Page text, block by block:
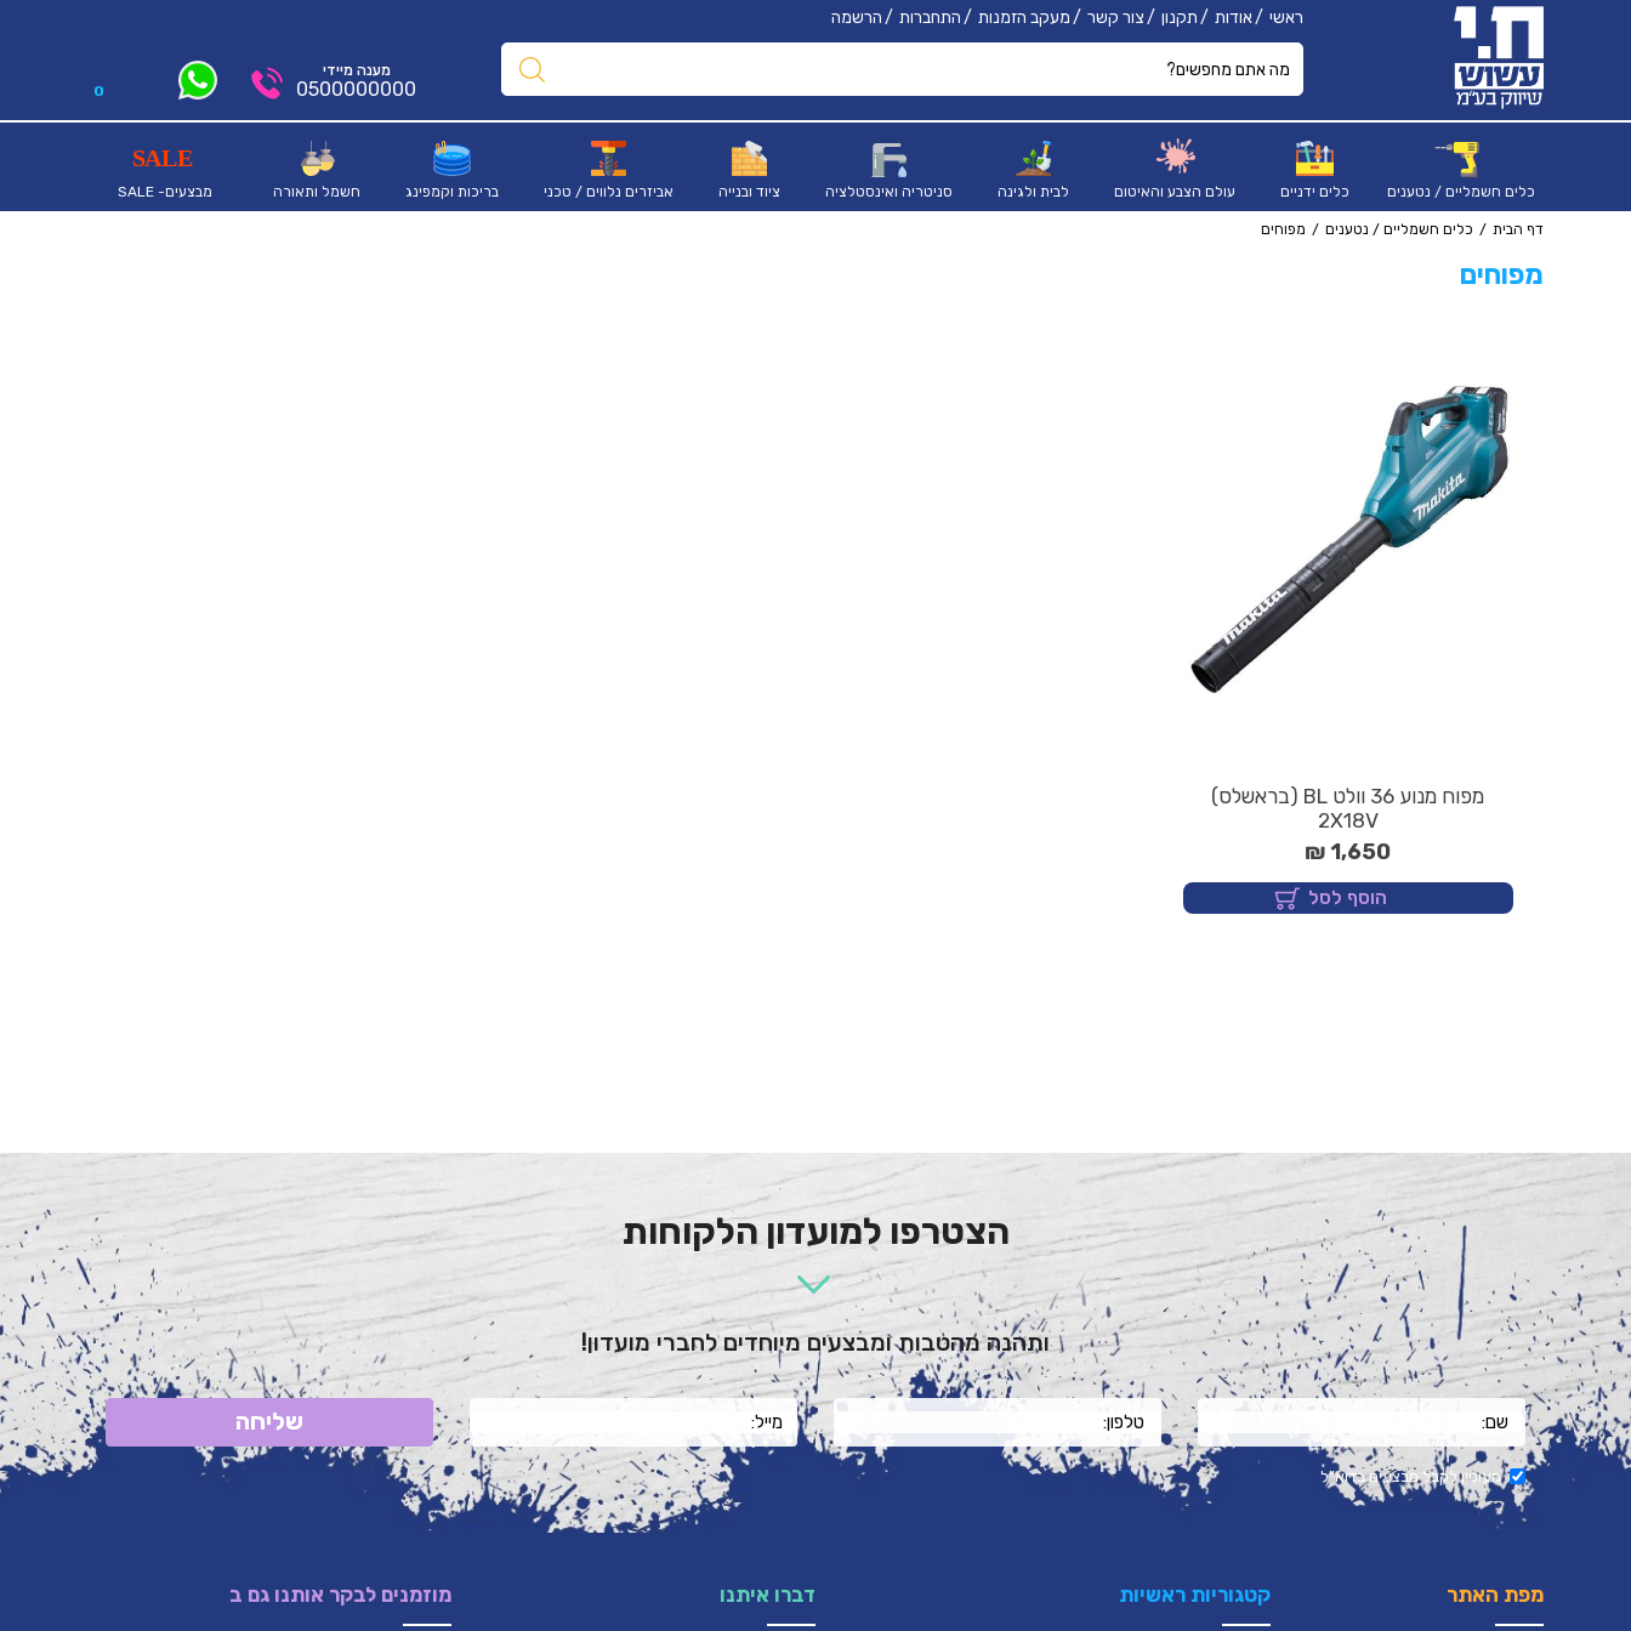
0
ראשי אודות תקנון צור קשר מעקב הזמנות התחברות הרשמה
כלים חשמליים / נטענים כלים ידניים עולם הצבע והאיטום לבית ולגינה סניטריה ואינסטלציה ציוד ובנייה אביזרים נלווים / טכני בריכות וקמפינג חשמל ותאורה מבצעים- SALE
מענה מיידי
0500000000
דף הבית כלים חשמליים / נטענים מפוחים
מפוחים
מפוח מנוע 36 וולט BL (בראשלס)
2X18V
1,650 ₪
הוסף לסל
הצטרפו למועדון הלקוחות
ותהנה מהטבות ומבצעים מיוחדים לחברי מועדון!
שליחה
מעוניין לקבל מבצעים בדוא"ל
מפת האתר קטגוריות ראשיות דברו איתנו מוזמנים לבקר אותנו גם ב